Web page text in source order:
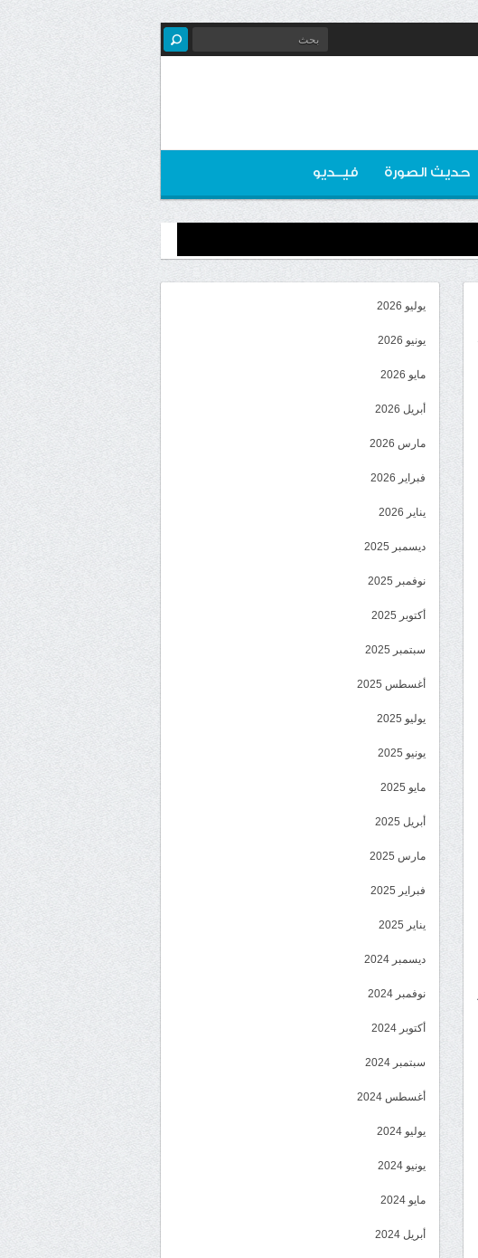
حديث الصورة فيــديو
يوليو 2026
يونيو 2026
مايو 2026
أبريل 2026
مارس 2026
فبراير 2026
يناير 2026
ديسمبر 2025
نوفمبر 2025
أكتوبر 2025
سبتمبر 2025
أغسطس 2025
يوليو 2025
يونيو 2025
مايو 2025
أبريل 2025
مارس 2025
فبراير 2025
يناير 2025
ديسمبر 2024
نوفمبر 2024
أكتوبر 2024
سبتمبر 2024
أغسطس 2024
يوليو 2024
يونيو 2024
مايو 2024
أبريل 2024